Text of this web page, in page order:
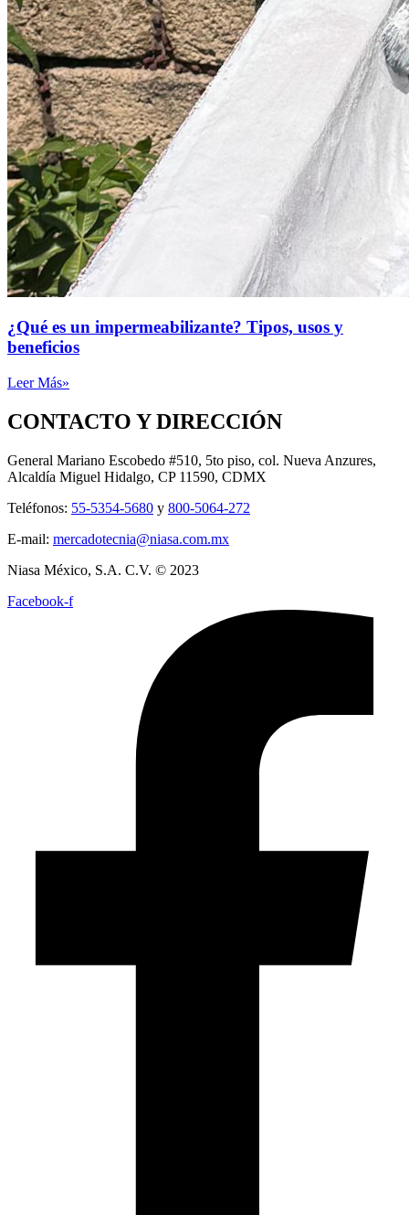
¿Qué es un impermeabilizante? Tipos, usos y
beneficios
Leer Más»
CONTACTO Y DIRECCIÓN
General Mariano Escobedo #510, 5to piso, col. Nueva Anzures,
Alcaldía Miguel Hidalgo, CP 11590, CDMX
Teléfonos: 55-5354-5680 y 800-5064-272
E-mail: mercadotecnia@niasa.com.mx
Niasa México, S.A. C.V. © 2023
Facebook-f